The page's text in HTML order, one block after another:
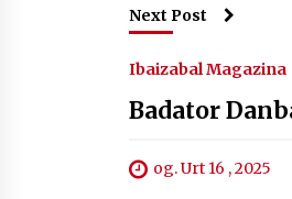
Next Post
Ibaizabal Magazina
Badator
og. Urt 16 , 2025